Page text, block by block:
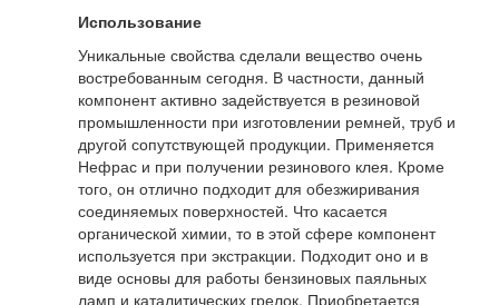
Использование
Уникальные свойства сделали вещество очень
востребованным сегодня. В частности, данный
компонент активно задействуется в резиновой
промышленности при изготовлении ремней, труб и
другой сопутствующей продукции. Применяется
Нефрас и при получении резинового клея. Кроме
того, он отлично подходит для обезжиривания
соединяемых поверхностей. Что касается
органической химии, то в этой сфере компонент
используется при экстракции. Подходит оно и в
виде основы для работы бензиновых паяльных
ламп и каталитических грелок. Приобретается